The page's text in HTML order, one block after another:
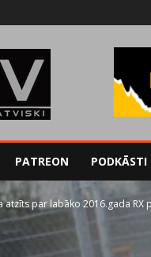
PATREON PODKĀSTI
atzīts par labāko 2016.gada RX